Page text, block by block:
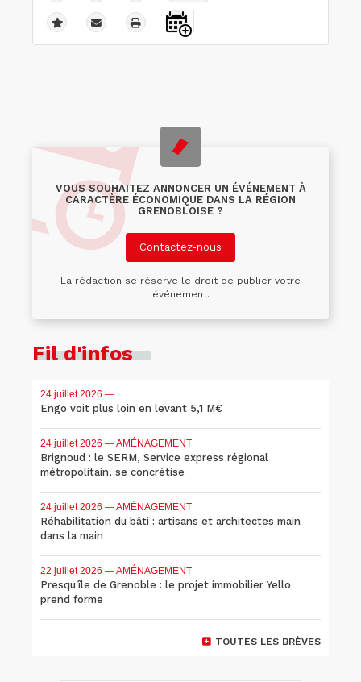
VOUS SOUHAITEZ ANNONCER UN ÉVÉNEMENT À
CARACTÈRE ÉCONOMIQUE DANS LA RÉGION
GRENOBLOISE ?
Contactez-nous
La rédaction se réserve le droit de publier votre
événement.
Fil d'infos
24 juillet 2026 —
Engo voit plus loin en levant 5,1 M€
24 juillet 2026 — AMÉNAGEMENT
Brignoud : le SERM, Service express régional
métropolitain, se concrétise
24 juillet 2026 — AMÉNAGEMENT
Réhabilitation du bâti : artisans et architectes main
dans la main
22 juillet 2026 — AMÉNAGEMENT
Presqu'île de Grenoble : le projet immobilier Yello
prend forme
TOUTES LES BRÈVES